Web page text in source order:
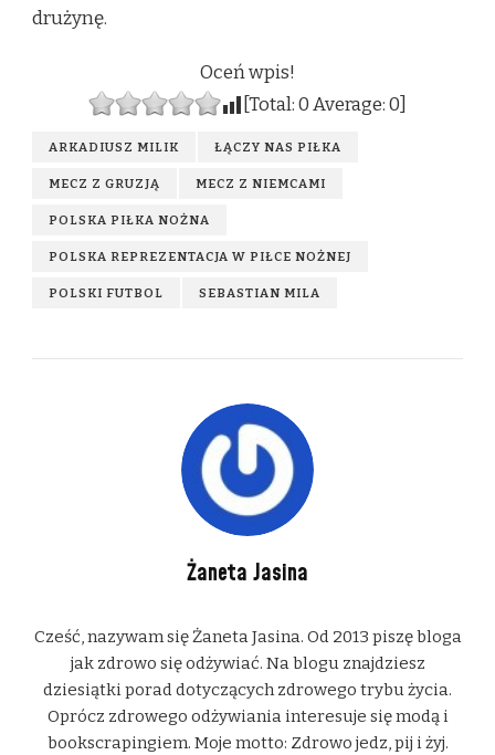
drużynę.
Oceń wpis!
[Total:0Average:0
ARKADIUSZ MILIK ŁĄCZY NAS PIŁKA
MECZ Z GRUZJĄ MECZ Z NIEMCAMI
POLSKA PIŁKA NOŻNA
POLSKA REPREZENTACJA W PIŁCE NOŻNEJ
POLSKI FUTBOL SEBASTIAN MILA
Żaneta Jasina
Cześć, nazywam się Żaneta Jasina. Od 2013 piszę bloga
jak zdrowo się odżywiać. Na blogu znajdziesz
dziesiątki porad dotyczących zdrowego trybu życia.
Oprócz zdrowego odżywiania interesuje się modą i
bookscrapingiem. Moje motto: Zdrowo jedz, pij i żyj.